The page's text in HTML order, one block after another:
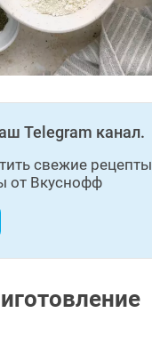
Telegram канал.
свежие рецепты
от Вкуснофф